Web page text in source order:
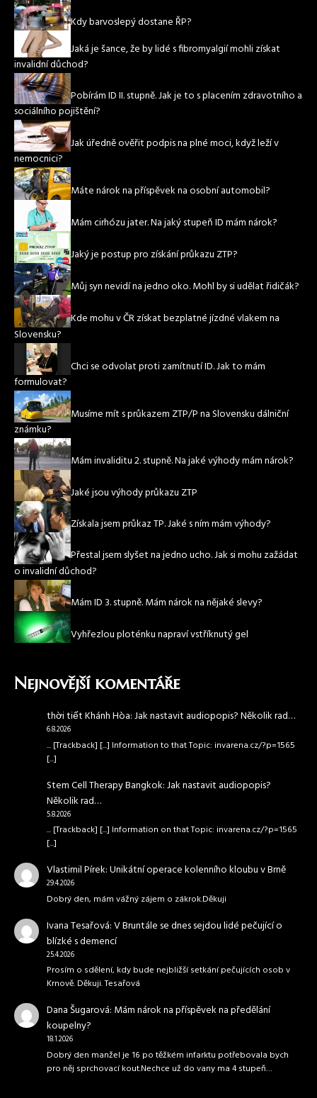
Kdy barvoslepý dostane ŘP?
Jaká je šance, že by lidé s fibromyalgií mohli získat
invalidní důchod?
Pobírám ID II. stupně. Jak je to s placením zdravotního a
sociálního pojištění?
Jak úředně ověřit podpis na plné moci, když leží v
nemocnici?
Máte nárok na příspěvek na osobní automobil?
Mám cirhózu jater. Na jaký stupeň ID mám nárok?
Jaký je postup pro získání průkazu ZTP?
Můj syn nevidí na jedno oko. Mohl by si udělat řidičák?
Kde mohu v ČR získat bezplatné jízdné vlakem na
Slovensku?
Chci se odvolat proti zamítnutí ID. Jak to mám
formulovat?
Musíme mít s průkazem ZTP/P na Slovensku dálniční
známku?
Mám invaliditu 2. stupně. Na jaké výhody mám nárok?
Jaké jsou výhody průkazu ZTP
Získala jsem průkaz TP. Jaké s ním mám výhody?
Přestal jsem slyšet na jedno ucho. Jak si mohu zažádat
o invalidní důchod?
Mám ID 3. stupně. Mám nárok na nějaké slevy?
Vyhřezlou ploténku napraví vstříknutý gel
Nejnovější komentáře
thời tiết Khánh Hòa:Jak nastavit audiopopis? Několik rad…
6.8.2026
... [Trackback] [...] Information to that Topic: invarena.cz/?p=1565
[...]
Stem Cell Therapy Bangkok:Jak nastavit audiopopis?
Několik rad…
5.8.2026
... [Trackback] [...] Information on that Topic: invarena.cz/?p=1565
[...]
Vlastimil Pírek:Unikátní operace kolenního kloubu v Brně
29.4.2026
Dobrý den, mám vážný zájem o zákrok.Děkuji
Ivana Tesařová:V Bruntále se dnes sejdou lidé pečující o
blízké s demencí
25.4.2026
Prosím o sdělení, kdy bude nejbližší setkání pečujících osob v
Krnově. Děkuji. Tesařová
Dana Šugarová: Mám nárok na příspěvek na předělání
koupelny?
18.1.2026
Dobrý den manžel je 16 po těžkém infarktu potřebovala bych
pro něj sprchovací kout.Nechce už do vany ma 4 stupeň…